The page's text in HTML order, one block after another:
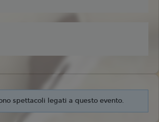
spettacoli legati a questo evento.